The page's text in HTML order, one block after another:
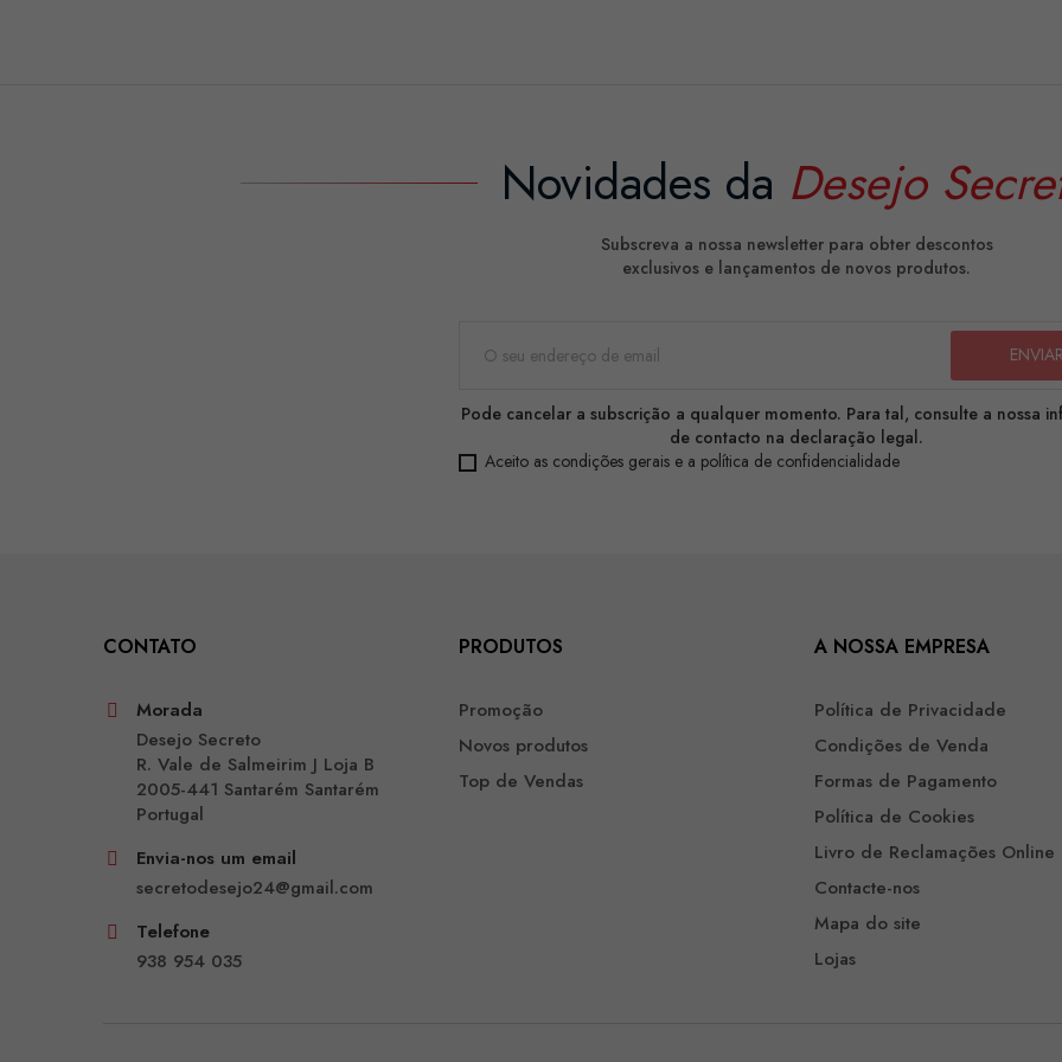
Novidades da Desejo
Subscreva a nossa newsletter para obter descontos
exclusivos e lançamentos de novos produtos.
Pode cancelar a subscrição a qualquer momento. Para tal, consulte a nossa
de contacto na declaração legal.
Aceito as condições gerais e a política de confidencialidade
CONTATO
Morada
Desejo Secreto
R. Vale de Salmeirim J Loja B
2005-441 Santarém Santarém
Portugal
Envia-nos um email
secretodesejo24@gmail.com
Telefone
938 954 035
PRODUTOS
Promoção
Novos produtos
Top de Vendas
A NOSSA EMPRESA
Política de Privacidade
Condições de Venda
Formas de Pagamento
Política de Cookies
Livro de Reclamações Online
Contacte-nos
Mapa do site
Lojas